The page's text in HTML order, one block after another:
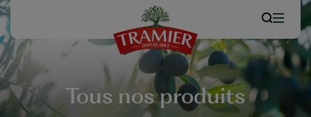
Tous nos produits